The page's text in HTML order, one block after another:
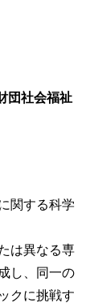
団社会福祉
関する科学
は異なる専
し、同一の
クに挑戦す